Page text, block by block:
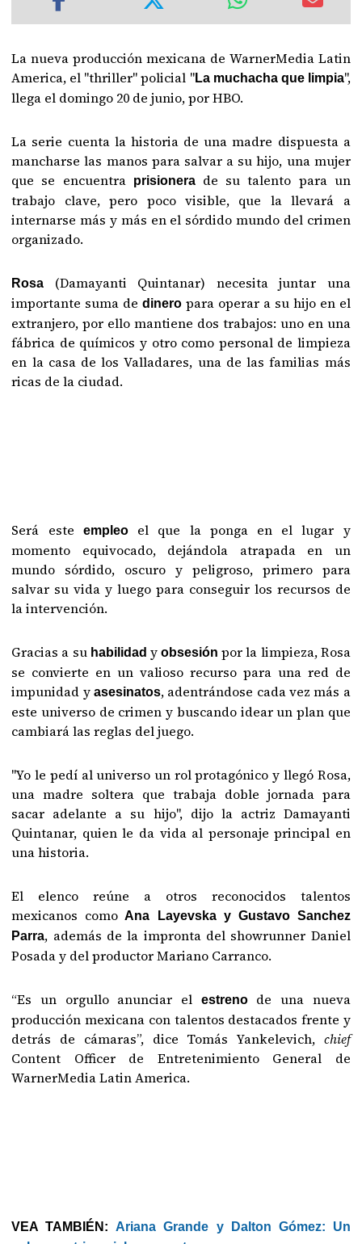
La nueva producción mexicana de WarnerMedia Latin
America, el "thriller" policial "La muchacha que limpia",
llega el domingo 20 de junio, por HBO.
La serie cuenta la historia de una madre dispuesta a
mancharse las manos para salvar a su hijo, una mujer
que se encuentra prisionera de su talento para un
trabajo clave, pero poco visible, que la llevará a
internarse más y más en el sórdido mundo del crimen
organizado.
Rosa (Damayanti Quintanar) necesita juntar una
importante suma dedineropara operar a su hijo en el
extranjero, por ello mantiene dos trabajos: uno en una
fábrica de químicos y otro como personal de limpieza
en la casa de los Valladares, una de las familias más
ricas de la ciudad.
Será este empleo el que la ponga en el lugar y
momento equivocado, dejándola atrapada en un
mundo sórdido, oscuro y peligroso, primero para
salvar su vida y luego para conseguir los recursos de
la intervención.
Gracias a su habilidad yobsesiónpor la limpieza, Rosa
se convierte en un valioso recurso para una red de
impunidad y asesinatos, adentrándose cada vez más a
este universo de crimen y buscando idear un plan que
cambiará las reglas del juego.
"Yo le pedí al universo un rol protagónico y llegó Rosa,
una madre soltera que trabaja doble jornada para
sacar adelante a su hijo", dijo la actriz Damayanti
Quintanar, quien le da vida al personaje principal en
una historia.
El elenco reúne a otros reconocidos talentos
mexicanos como Ana Layevska y Gustavo Sanchez
Parra, además de la impronta del showrunner Daniel
Posada y del productor Mariano Carranco.
“Es un orgullo anunciar el estreno de una nueva
producción mexicana con talentos destacados frente y
detrás de cámaras”, dice Tomás Yankelevich, chief
Content Officer de Entretenimiento General de
WarnerMedia Latin America.
VEA TAMBIÉN:Ariana Grande y Dalton Gómez: Un